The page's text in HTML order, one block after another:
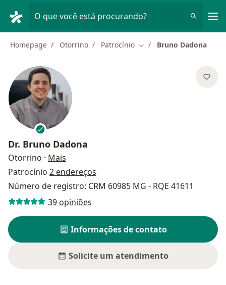
O que você está procurando?
Homepage Otorrino Patrocínio Mudar de cidade
Bruno Dadona
Dr. Bruno Dadona
Otorrino · Mais
Patrocínio 2 endereços
Número de registro: CRM 60985 MG - RQE 41611
39 opiniões
Informações de contato
Solicite um atendimento